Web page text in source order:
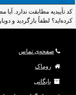
کد تأییدیه مطابقت ندارد.
کرده‌اید؟ لطفاً بازگردید و
صفحه‌ی تماس
روماک
بایگانی